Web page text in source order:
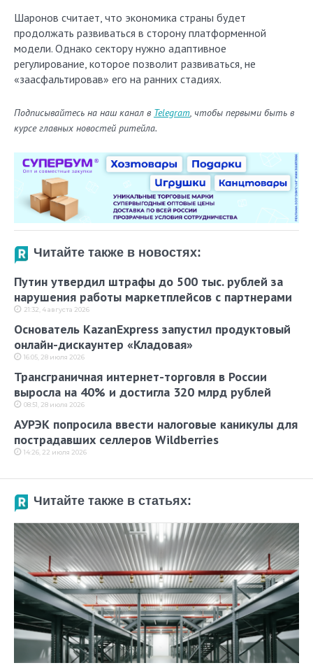
Шаронов считает, что экономика страны будет
продолжать развиваться в сторону платформенной
модели. Однако сектору нужно адаптивное
регулирование, которое позволит развиваться, не
«заасфальтировав» его на ранних стадиях.
Подписывайтесь на наш канал в Telegram, чтобы первыми быть в
курсе главных новостей ритейла.
Читайте также в новостях:
Путин утвердил штрафы до 500 тыс. рублей за
нарушения работы маркетплейсов с партнерами
21:32, 4 августа 2026
Основатель KazanExpress запустил продуктовый
онлайн-дискаунтер «Кладовая»
16:05, 28 июля 2026
Трансграничная интернет-торговля в России
выросла на 40% и достигла 320 млрд рублей
08:51, 28 июля 2026
АУРЭК попросила ввести налоговые каникулы для
пострадавших селлеров Wildberries
14:26, 22 июля 2026
Читайте также в статьях: